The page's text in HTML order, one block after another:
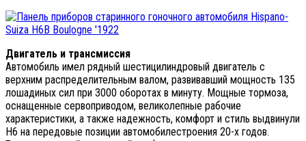
Двигатель и трансмиссия
Автомобиль имел рядный шестицилиндровый двигатель с
верхним распределительным валом, развивавший мощность 135
лошадиных сил при 3000 оборотах в минуту. Мощные тормоза,
оснащенные сервоприводом, великолепные рабочие
характеристики, а также надежность, комфорт и стиль выдвинули
Н6 на передовые позиции автомобилестроения 20-х годов.